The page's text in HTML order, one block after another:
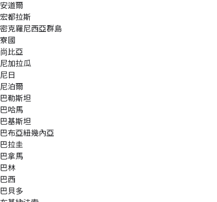
安道爾
宏都拉斯
密克羅尼西亞群島
寮國
尚比亞
尼加拉瓜
尼日
尼泊爾
巴勒斯坦
巴哈馬
巴基斯坦
巴布亞紐幾內亞
巴拉圭
巴拿馬
巴林
巴西
巴貝多